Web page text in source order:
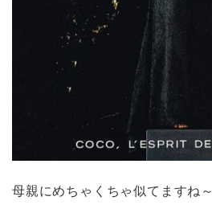
母親にめちゃくちゃ似てますね～